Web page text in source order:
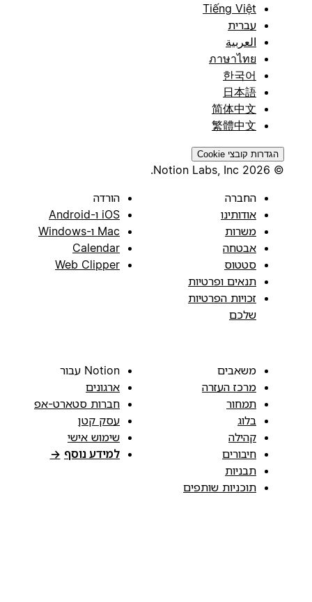
Tiếng Việt
עברית
العربية
ภาษาไทย
한국어
日本語
简体中文
繁體中文
הגדרות קובצי Cookie
החברה
אודותינו
משרות
אבטחה
סטטוס
תנאים ופרטיות
זכויות הפרטיות
שלכם
הורדה
iOS ו-Android
Mac ו-Windows
Calendar
Web Clipper
משאבים
מרכז העזרה
תמחור
בלוג
קהילה
חיבורים
תבניות
תוכניות שותפים
Notion עבור
ארגונים
חברות סטארט-אפ
עסק קטן
שימוש אישי
למידע נוסף →